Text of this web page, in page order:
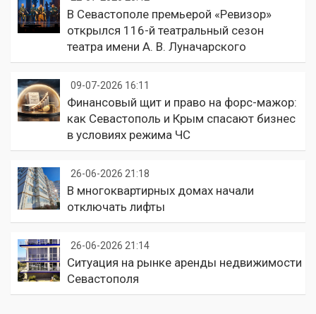
В Севастополе премьерой «Ревизор»
открылся 116-й театральный сезон
театра имени А. В. Луначарского
09-07-2026 16:11
Финансовый щит и право на форс-мажор:
как Севастополь и Крым спасают бизнес
в условиях режима ЧС
26-06-2026 21:18
В многоквартирных домах начали
отключать лифты
26-06-2026 21:14
Ситуация на рынке аренды недвижимости
Севастополя